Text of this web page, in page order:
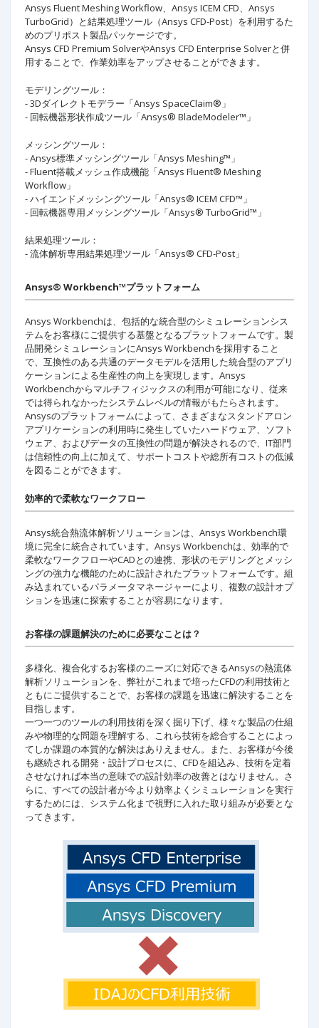
Ansys Fluent Meshing Workflow、Ansys ICEM CFD、Ansys
TurboGrid）と結果処理ツール（Ansys CFD-Post）を利用するた
めのプリポスト製品パッケージです。
Ansys CFD Premium SolverやAnsys CFD Enterprise Solverと併
用することで、作業効率をアップさせることができます。
モデリングツール：
- 3Dダイレクトモデラー「Ansys SpaceClaim®」
- 回転機器形状作成ツール「Ansys® BladeModeler™」
メッシングツール：
- Ansys標準メッシングツール「Ansys Meshing™」
- Fluent搭載メッシュ作成機能「Ansys Fluent® Meshing
Workflow」
- ハイエンドメッシングツール「Ansys® ICEM CFD™」
- 回転機器専用メッシングツール「Ansys® TurboGrid™」
結果処理ツール：
- 流体解析専用結果処理ツール「Ansys® CFD-Post」
Ansys® Workbench™プラットフォーム
Ansys Workbenchは、包括的な統合型のシミュレーションシス
テムをお客様にご提供する基盤となるプラットフォームです。製
品開発シミュレーションにAnsys Workbenchを採用すること
で、互換性のある共通のデータモデルを活用した統合型のアプリ
ケーションによる生産性の向上を実現します。Ansys
Workbenchからマルチフィジックスの利用が可能になり、従来
では得られなかったシステムレベルの情報がもたらされます。
Ansysのプラットフォームによって、さまざまなスタンドアロン
アプリケーションの利用時に発生していたハードウェア、ソフト
ウェア、およびデータの互換性の問題が解決されるので、IT部門
は信頼性の向上に加えて、サポートコストや総所有コストの低減
を図ることができます。
効率的で柔軟なワークフロー
Ansys統合熱流体解析ソリューションは、Ansys Workbench環
境に完全に統合されています。Ansys Workbenchは、効率的で
柔軟なワークフローやCADとの連携、形状のモデリングとメッシ
ングの強力な機能のために設計されたプラットフォームです。組
み込まれているパラメータマネージャーにより、複数の設計オプ
ションを迅速に探索することが容易になります。
お客様の課題解決のために必要なことは？
多様化、複合化するお客様のニーズに対応できるAnsysの熱流体
解析ソリューションを、弊社がこれまで培ったCFDの利用技術と
ともにご提供することで、お客様の課題を迅速に解決することを
目指します。
一つ一つのツールの利用技術を深く掘り下げ、様々な製品の仕組
みや物理的な問題を理解する、これら技術を総合することによっ
てしか課題の本質的な解決はありえません。また、お客様が今後
も継続される開発・設計プロセスに、CFDを組込み、技術を定着
させなければ本当の意味での設計効率の改善とはなりません。さ
らに、すべての設計者が今より効率よくシミュレーションを実行
するためには、システム化まで視野に入れた取り組みが必要とな
ってきます。